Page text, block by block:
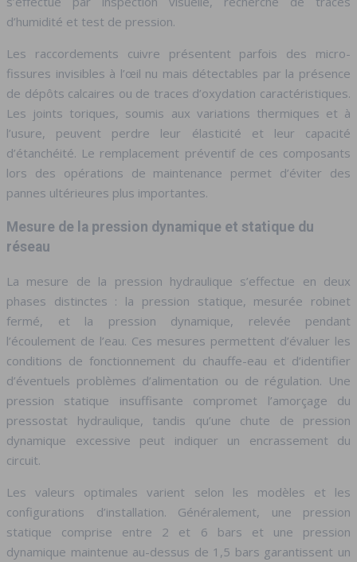
d’humidité et test de pression.
Les raccordements cuivre présentent parfois des micro-
fissures invisibles à l’œil nu mais détectables par la présence
de dépôts calcaires ou de traces d’oxydation caractéristiques.
Les joints toriques, soumis aux variations thermiques et à
l’usure, peuvent perdre leur élasticité et leur capacité
d’étanchéité. Le remplacement préventif de ces composants
lors des opérations de maintenance permet d’éviter des
pannes ultérieures plus importantes.
Mesure de la pression dynamique et statique du
réseau
La mesure de la pression hydraulique s’effectue en deux
phases distinctes : la pression statique, mesurée robinet
fermé, et la pression dynamique, relevée pendant
l’écoulement de l’eau. Ces mesures permettent d’évaluer les
conditions de fonctionnement du chauffe-eau et d’identifier
d’éventuels problèmes d’alimentation ou de régulation. Une
pression statique insuffisante compromet l’amorçage du
pressostat hydraulique, tandis qu’une chute de pression
dynamique excessive peut indiquer un encrassement du
circuit.
Les valeurs optimales varient selon les modèles et les
configurations d’installation. Généralement, une pression
statique comprise entre 2 et 6 bars et une pression
dynamique maintenue au-dessus de 1,5 bars garantissent un